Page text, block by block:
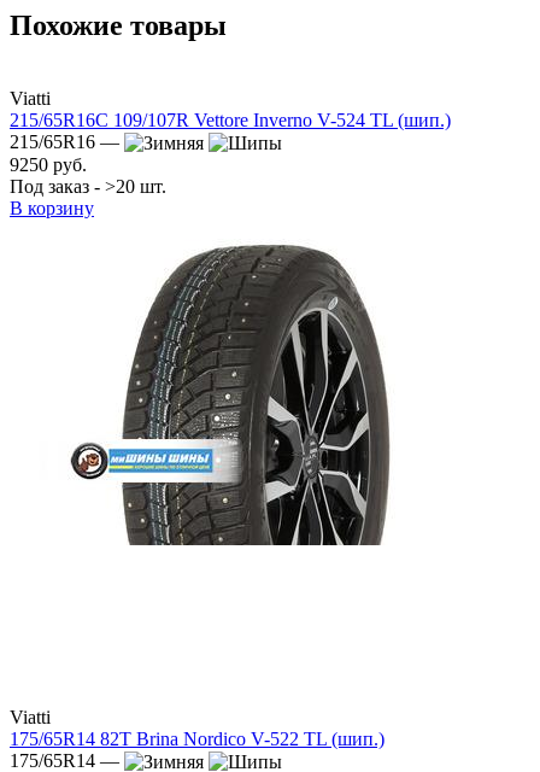
Похожие товары
Viatti
215/65R16C 109/107R Vettore Inverno V-524 TL (шип.)
215/65R16 —
9250 руб.
Под заказ - >20 шт.
В корзину
Viatti
175/65R14 82T Brina Nordico V-522 TL (шип.)
175/65R14 —